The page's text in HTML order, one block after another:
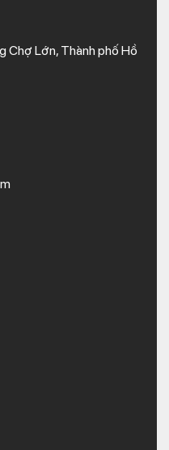
Chợ Lớn, Thành phố Hồ